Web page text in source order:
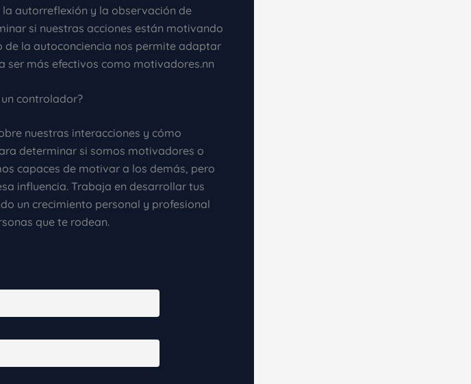
autorreflexión y la observación de
si nuestras acciones están motivando
la autoconciencia nos permite adaptar
más efectivos como motivadores.nn
controlador?
nuestras interacciones y cómo
determinar si somos motivadores o
capaces de motivar a los demás, pero
influencia. Trabaja en desarrollar tus
un crecimiento personal y profesional
que te rodean.